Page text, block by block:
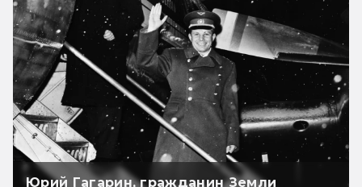
Юрий Гагарин, гражданин Земли